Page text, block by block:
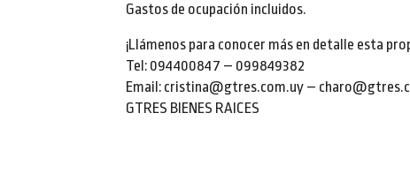
Gastos de ocupación incluidos.
¡Llámenos para conocer más en detalle esta
Tel: 094400847 – 099849382
Email: cristina@gtres.com.uy –
GTRES BIENES RAICES